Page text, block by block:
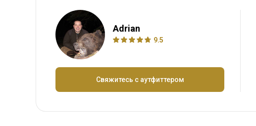
Adrian
9.5
Свяжитесь с аутфиттером